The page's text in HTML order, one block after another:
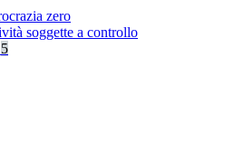
zero
soggette a controllo
5